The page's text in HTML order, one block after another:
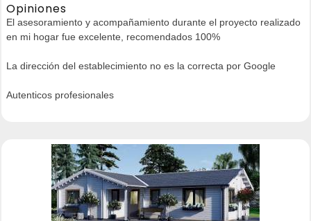
Opiniones
El asesoramiento y acompañamiento durante el proyecto realizado
en mi hogar fue excelente, recomendados 100%
La dirección del establecimiento no es la correcta por Google
Autenticos profesionales